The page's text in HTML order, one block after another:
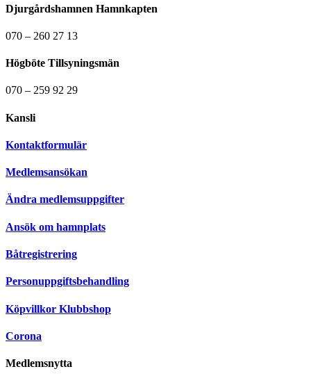
Djurgårdshamnen Hamnkapten
070 – 260 27 13
Högböte Tillsyningsmän
070 – 259 92 29
Kansli
Kontaktformulär
Medlemsansökan
Ändra medlemsuppgifter
Ansök om hamnplats
Båtregistrering
Personuppgiftsbehandling
Köpvillkor Klubbshop
Corona
Medlemsnytta